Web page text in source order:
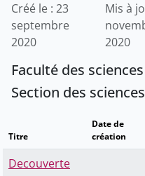
Créé le : 23
septembre
2020
Mis à
2020
Faculté des sciences
Section des
Titre
Date de
création
Decouverte